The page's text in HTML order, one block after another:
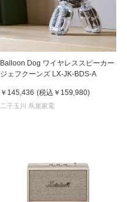
Balloon Dog ワイヤレススピーカー
ジェフクーンズ LX-JK-BDS-A
￥145,436 (税込 ￥159,980)
二子玉川 蔦屋家電